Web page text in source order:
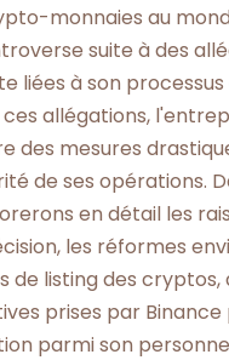
monnaies au
suite à des
liées à son
allégations,
des mesures
de ses opérations.
en détail les
les réformes
de listing des cryptos,
prises par
parmi son